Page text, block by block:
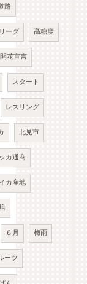
路
ーグ 高糖度
開花宣言
スタート
レスリング
北見市
カ通商
カ産地
６月 梅雨
ーツ